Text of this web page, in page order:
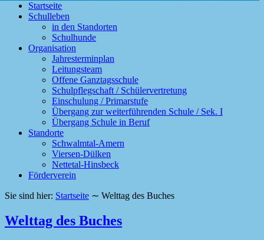
Startseite
Schulleben
in den Standorten
Schulhunde
Organisation
Jahresterminplan
Leitungsteam
Offene Ganztagsschule
Schulpflegschaft / Schülervertretung
Einschulung / Primarstufe
Übergang zur weiterführenden Schule / Sek. I
Übergang Schule in Beruf
Standorte
Schwalmtal-Amern
Viersen-Dülken
Nettetal-Hinsbeck
Förderverein
Sie sind hier: Startseite ∼ Welttag des Buches
Welttag des Buches